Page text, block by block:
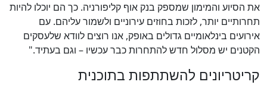
את הסיוע והמימון שמספק בנק אוף קליפורניה. כך הם יוכלו להיות
תחרותיים יותר, לזכות בחוזים עירוניים ולשמור עליהם. עם
אירועים בינלאומיים גדולים באופק, אנו רוצים לוודא שלעסקים
הקטנים יש מסלול חדש להתחרות כבר עכשיו – וגם בעתיד."
קריטריונים להשתתפות בתוכנית